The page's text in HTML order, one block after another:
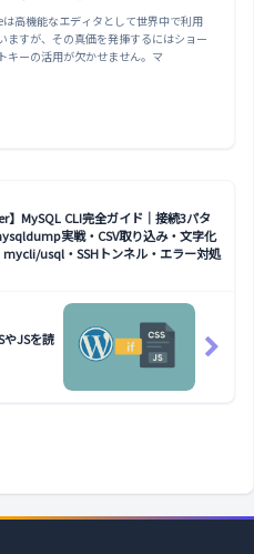
は高機能なエディタとして世界中で利用
ますが、その真価を発揮するにはショー
キーの活用が欠かせません。マ
】MySQL CLI完全ガイド｜接続3パタ
実戦・CSV取り込み・文字化
mycli/usql・SSHトンネル・エラー対処
やJSを読